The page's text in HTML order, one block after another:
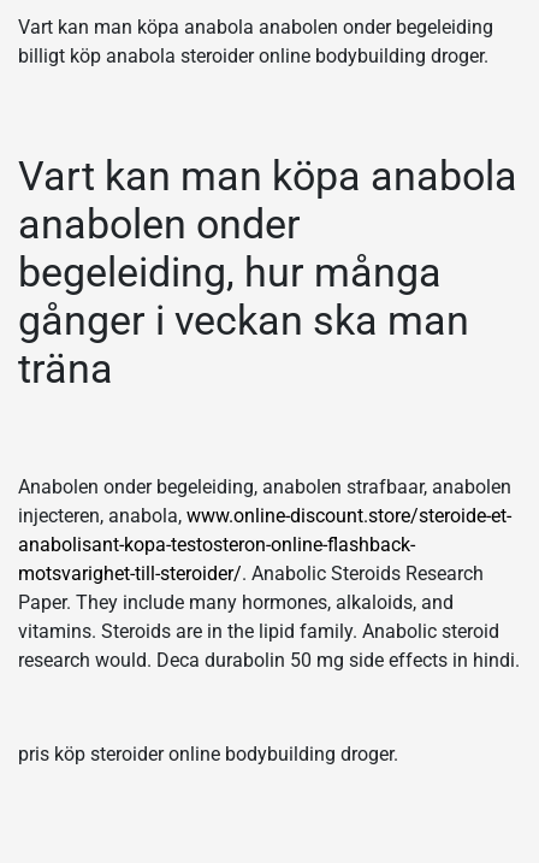
Vart kan man köpa anabola anabolen onder begeleiding
billigt köp anabola steroider online bodybuilding droger.
Vart kan man köpa anabola
anabolen onder
begeleiding, hur många
gånger i veckan ska man
träna
Anabolen onder begeleiding, anabolen strafbaar, anabolen
injecteren, anabola, www.online-discount.store/steroide-et-
anabolisant-kopa-testosteron-online-flashback-
motsvarighet-till-steroider/. Anabolic Steroids Research
Paper. They include many hormones, alkaloids, and
vitamins. Steroids are in the lipid family. Anabolic steroid
research would. Deca durabolin 50 mg side effects in hindi.
pris köp steroider online bodybuilding droger.